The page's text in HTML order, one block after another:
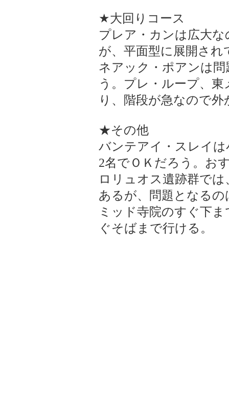
★大回りコース
プレア・カンは広大
が、平面型に展開さ
ネアック・ポアンは
う。プレ・ループ、
り、階段が急なので
★その他
バンテアイ・スレイ
2名でＯＫだろう。お
ロリュオス遺跡群で
あるが、問題となる
ミッド寺院のすぐ下
ぐそばまで行ける。